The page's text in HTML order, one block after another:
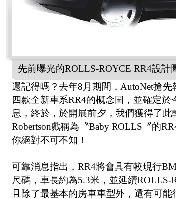
先前曝光的ROLLS-ROYCE RR4設計
還記得嗎？去年8月期間，AutoNet搶
四款全新車系RR4的概念圖，並確定
息，終於，於開展前夕，我們獲得了此
Robertson戲稱為〝Baby ROLLS〞的
你絕對不可不知！
可靠消息指出，RR4將會具有較現行
尺碼，車長約為5.3米，並延續ROLLS-
且除了最基本的房車車型外，還有可能